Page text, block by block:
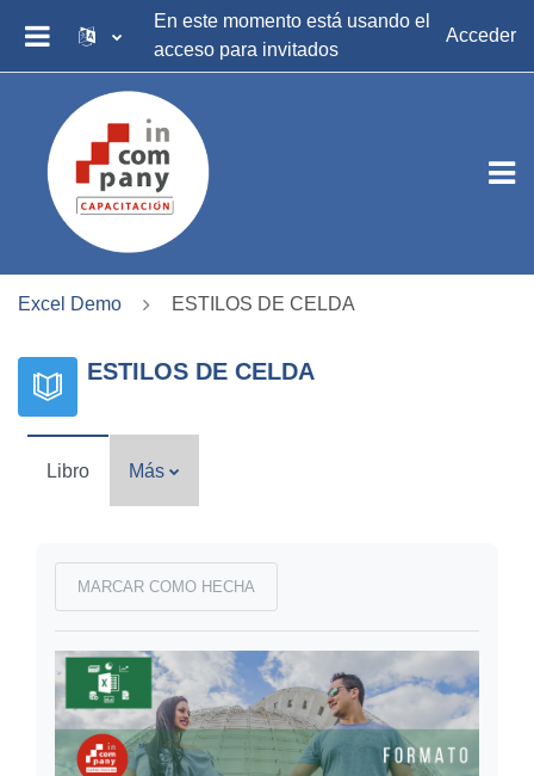
Salta al contenido principal
PANEL LATERAL
En este momento está usando el
acceso para invitados
Acceder
Excel Demo ESTILOS DE CELDA
ESTILOS DE CELDA
Libro Más
MARCAR COMO HECHA